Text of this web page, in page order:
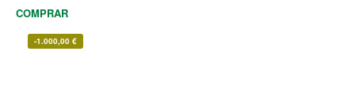
COMPRAR
-1.000,00 €